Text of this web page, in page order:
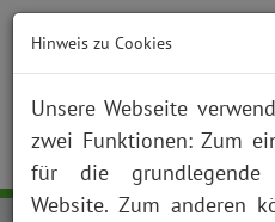
NOTFALL KONTAKT
Hinweis zu Cookies
Unsere Webseite
zwei Funktionen: Zum
für die grundlegende
Website. Zum anderen